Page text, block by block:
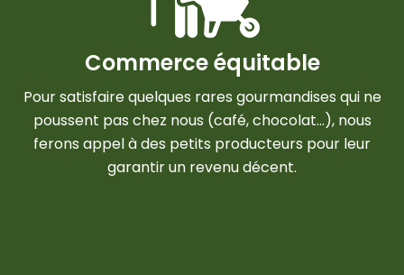
Commerce équitable
Pour satisfaire quelques rares gourmandises qui ne
poussent pas chez nous (café, chocolat…), nous
ferons appel à des petits producteurs pour leur
garantir un revenu décent.